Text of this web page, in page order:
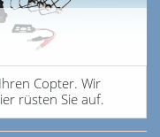
Copter. Wir
rüsten Sie auf.